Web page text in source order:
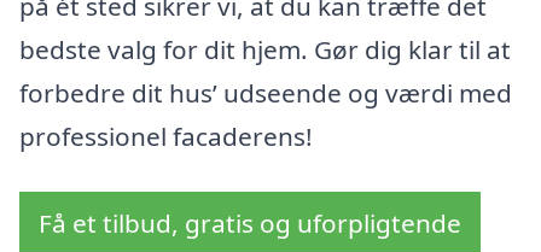
bedste valg for dit hjem. Gør dig klar til at
forbedre dit hus’ udseende og værdi med
professionel facaderens!
Få et tilbud, gratis og uforpligtende